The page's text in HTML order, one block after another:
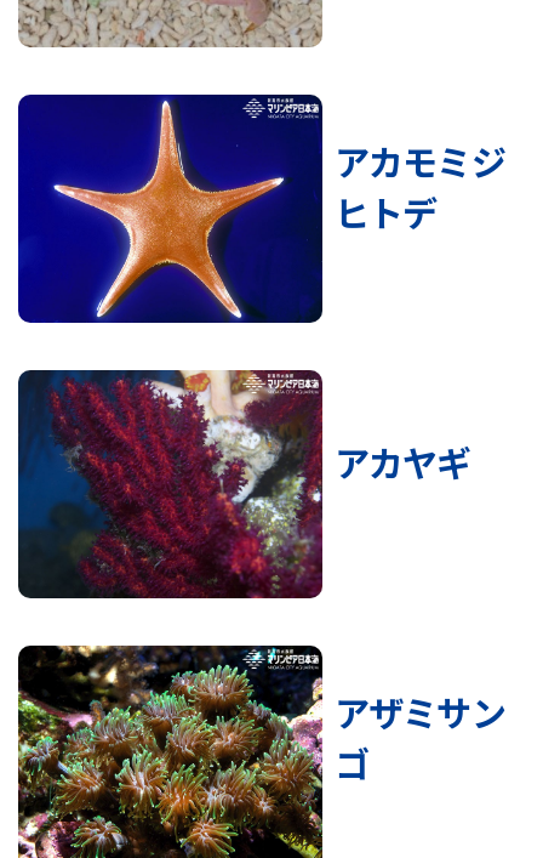
アカモミジ
ヒトデ
アカヤギ
アザミサン
ゴ